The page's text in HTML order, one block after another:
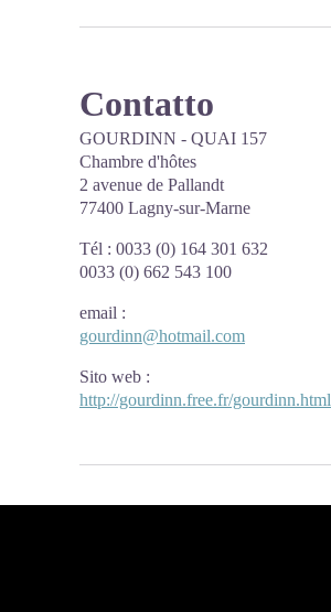
Contatto
GOURDINN - QUAI 157
Chambre d'hôtes
2 avenue de Pallandt
77400 Lagny-sur-Marne
Tél : 0033 (0) 164 301 632
0033 (0) 662 543 100
email :
gourdinn@hotmail.com
Sito web :
http://gourdinn.free.fr/gourdinn.html